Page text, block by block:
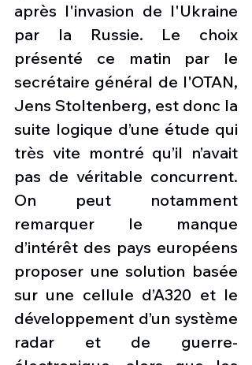
après l'invasion de l'Ukraine
par la Russie. Le choix
présenté ce matin par le
secrétaire général de l'OTAN,
Jens Stoltenberg, est donc la
suite logique d’une étude qui
très vite montré qu’il n’avait
pas de véritable concurrent.
On peut notamment
remarquer le manque
d’intérêt des pays européens
proposer une solution basée
sur une cellule d’A320 et le
développement d’un système
radar et de guerre-